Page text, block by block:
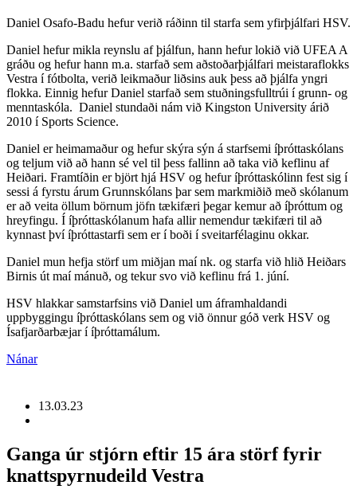
Daniel Osafo-Badu hefur verið ráðinn til starfa sem yfirþjálfari HSV.
Daniel hefur mikla reynslu af þjálfun, hann hefur lokið við UFEA A
gráðu og hefur hann m.a. starfað sem aðstoðarþjálfari meistaraflokks
Vestra í fótbolta, verið leikmaður liðsins auk þess að þjálfa yngri
flokka. Einnig hefur Daniel starfað sem stuðningsfulltrúi í grunn- og
menntaskóla. Daniel stundaði nám við Kingston University árið
2010 í Sports Science.
Daniel er heimamaður og hefur skýra sýn á starfsemi íþróttaskólans
og teljum við að hann sé vel til þess fallinn að taka við keflinu af
Heiðari. Framtíðin er björt hjá HSV og hefur íþróttaskólinn fest sig í
sessi á fyrstu árum Grunnskólans þar sem markmiðið með skólanum
er að veita öllum börnum jöfn tækifæri þegar kemur að íþróttum og
hreyfingu. Í íþróttaskólanum hafa allir nemendur tækifæri til að
kynnast því íþróttastarfi sem er í boði í sveitarfélaginu okkar.
Daniel mun hefja störf um miðjan maí nk. og starfa við hlið Heiðars
Birnis út maí mánuð, og tekur svo við keflinu frá 1. júní.
HSV hlakkar samstarfsins við Daniel um áframhaldandi
uppbyggingu íþróttaskólans sem og við önnur góð verk HSV og
Ísafjarðarbæjar í íþróttamálum.
Nánar
13.03.23
Ganga úr stjórn eftir 15 ára störf fyrir
knattspyrnudeild Vestra